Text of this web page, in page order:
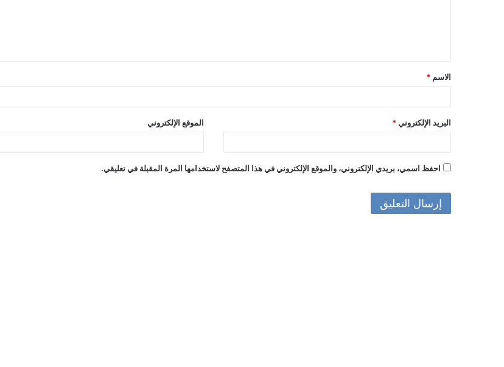
ق
*
الاسم *
البريد الإلكتروني * الموقع الإلكتروني
احفظ اسمي، بريدي الإلكتروني، والموقع الإلكتروني في هذا المتصفح لاستخدامها المرة المقبلة في تعليقي.